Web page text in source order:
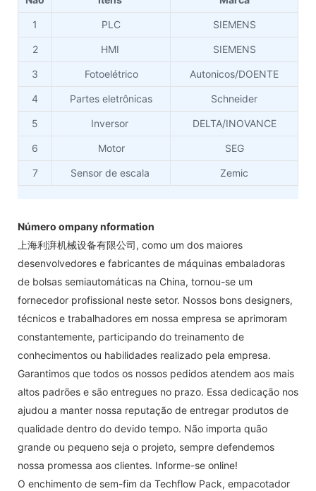
1 PLC SIEMENS
2 HMI SIEMENS
3 Fotoelétrico Autonicos/DOENTE
4 Partes eletrônicas Schneider
5 Inversor DELTA/INOVANCE
6 Motor SEG
7 Sensor de escala Zemic
Número ompany nformation
上海利湃机械设备有限公司, como um dos maiores
desenvolvedores e fabricantes de máquinas embaladoras
de bolsas semiautomáticas na China, tornou-se um
fornecedor profissional neste setor. Nossos bons designers,
técnicos e trabalhadores em nossa empresa se aprimoram
constantemente, participando do treinamento de
conhecimentos ou habilidades realizado pela empresa.
Garantimos que todos os nossos pedidos atendem aos mais
altos padrões e são entregues no prazo. Essa dedicação nos
ajudou a manter nossa reputação de entregar produtos de
qualidade dentro do devido tempo. Não importa quão
grande ou pequeno seja o projeto, sempre defendemos
nossa promessa aos clientes. Informe-se online!
O enchimento de sem-fim da Techflow Pack, empacotador